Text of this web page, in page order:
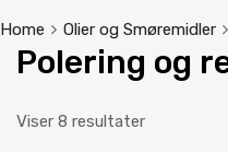
Home Olier og Smøremidler
Polering og
Viser 8 resultaterSorteret